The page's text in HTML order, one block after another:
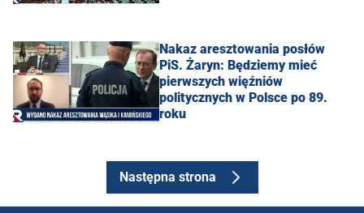
Nakaz aresztowania posłów
PiS. Żaryn: Będziemy mieć
pierwszych więźniów
politycznych w Polsce po 89.
roku
Następna strona